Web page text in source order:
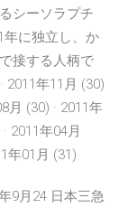
シーソラプチ
年に独立し、か
接する人柄で
2011年11月 (30)
月 (30) · 2011年
2011年04月
年01月 (31)
9月24 日本三急